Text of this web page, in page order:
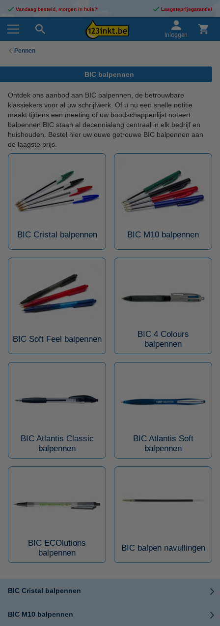
Vandaag besteld, morgen in huis!* Laagsteprijsgarantie!
Inloggen
Pennen
BIC balpennen
Ontdek ons aanbod aan BIC balpennen, de betrouwbare
klassiekers voor al uw schrijfwerk. Of u nu een snelle notitie
maakt tijdens een meeting of uw boodschappenlijst noteert:
balpennen BIC staan al decennialang centraal in elk bedrijf en
huishouden. Bestel hier uw ouwe getrouwe BIC balpennen aan
de laagste prijs.
BIC Cristal balpennen BIC M10 balpennen
BIC Soft Feel balpennen
BIC 4 Colours
balpennen
BIC Atlantis Classic
balpennen
BIC Atlantis Soft
balpennen
BIC ECOlutions
balpennen
BIC balpen navullingen
BIC Cristal balpennen
BIC M10 balpennen